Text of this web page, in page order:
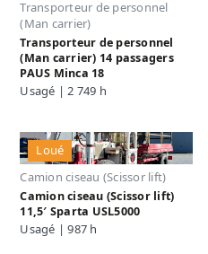
Transporteur de personnel
(Man carrier)
Transporteur de personnel
(Man carrier) 14 passagers
PAUS Minca 18
Usagé | 2 749 h
Loué
Camion ciseau (Scissor lift)
Camion ciseau (Scissor lift)
11,5′ Sparta USL5000
Usagé | 987 h